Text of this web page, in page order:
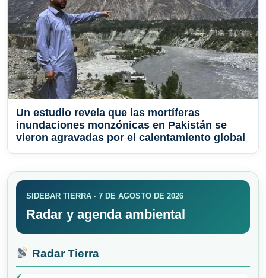
Un estudio revela que las mortíferas
inundaciones monzónicas en Pakistán se
vieron agravadas por el calentamiento global
SIDEBAR TIERRA · 7 DE AGOSTO DE 2026
Radar y agenda ambiental
Radar Tierra